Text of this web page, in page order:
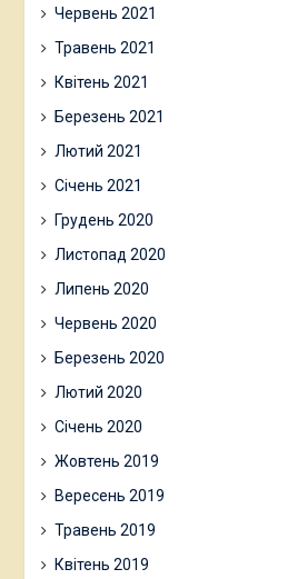
Червень 2021
Травень 2021
Квітень 2021
Березень 2021
Лютий 2021
Січень 2021
Грудень 2020
Листопад 2020
Липень 2020
Червень 2020
Березень 2020
Лютий 2020
Січень 2020
Жовтень 2019
Вересень 2019
Травень 2019
Квітень 2019